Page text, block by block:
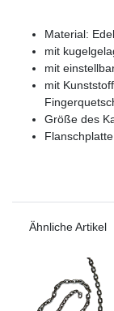
Material:
mit
mit
mit
Größe des
Ähnliche Artikel